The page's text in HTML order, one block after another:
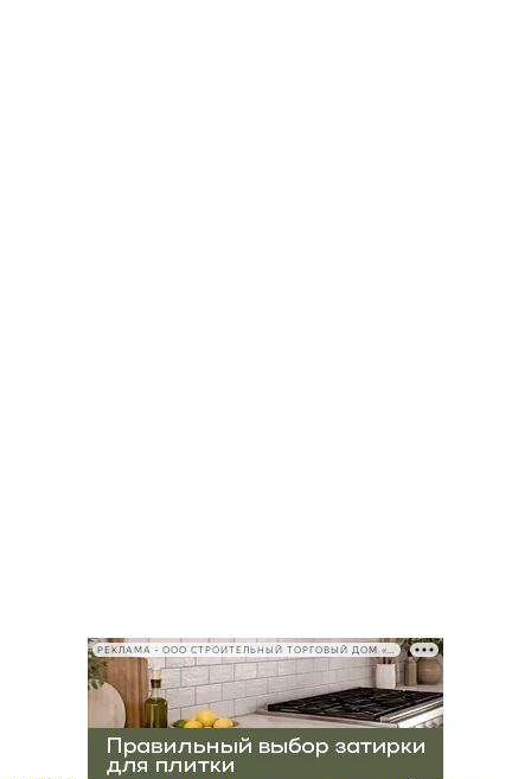
РЕКЛАМА • ООО СТРОИТЕЛЬНЫЙ ТОРГОВЫЙ ДОМ «ПЕТРОВИЧ», ИНН 7802348846